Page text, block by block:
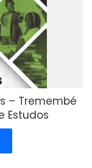
– Tremembé
Estudos